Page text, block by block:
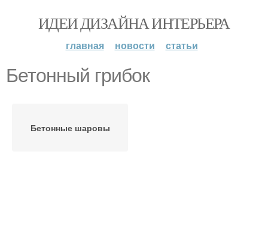
ИДЕИ ДИЗАЙНА ИНТЕРЬЕРА
главная новости статьи
Бетонный грибок
Бетонные шаровы